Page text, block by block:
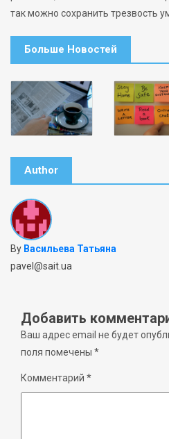
так можно сохранить трезвость
Больше Новостей
Author
By Васильева Татьяна
pavel@sait.ua
Добавить
Ваш адрес email не будет
поля помечены *
Комментарий *